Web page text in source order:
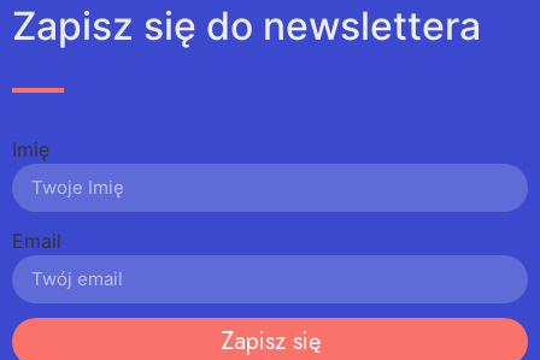
Zapisz się do newslettera
Imię
Email
Zapisz się